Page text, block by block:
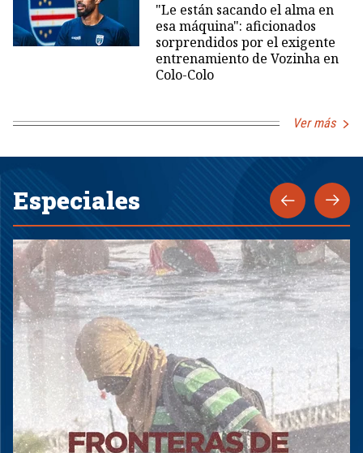
"Le están sacando el alma en
esa máquina": aficionados
sorprendidos por el exigente
entrenamiento de Vozinha en
Colo-Colo
Ver más
Especiales